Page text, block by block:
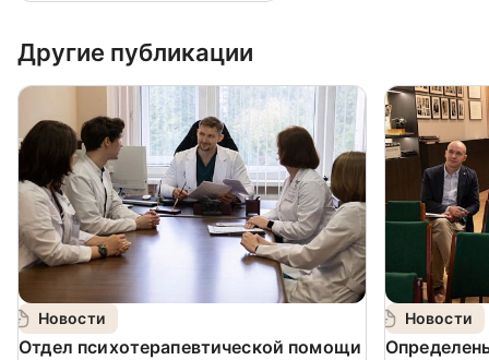
Другие публикации
Новости
️Отдел психотерапевтической помощи
Новости